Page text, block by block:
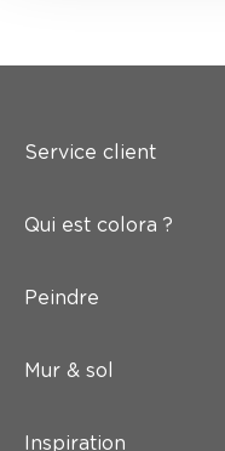
Service client
Qui est colora ?
Peindre
Mur & sol
Inspiration